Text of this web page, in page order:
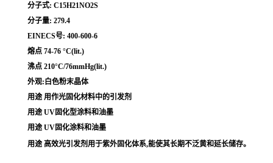
分子式: C15H21NO2S
分子量: 279.4
EINECS号: 400-600-6
熔点 74-76 °C(lit.)
沸点 210°C/76mmHg(lit.)
外观:白色粉末晶体
用途 用作光固化材料中的引发剂
用途 UV固化型涂料和油墨
用途 UV固化涂料和油墨
用途 高效光引发剂用于紫外固化体系,能使其长期不泛黄和延长储存。